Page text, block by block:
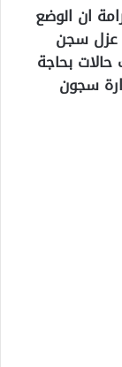
ان الوضع
عزل سجن
بحاجة
سجون